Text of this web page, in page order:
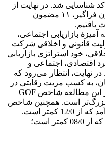
در مرحله کدگذاری باز ۲۸۳ کد شناسایی شد. در نهایت از
طریق کدگذاری محوری، به ۵ مضمون فراگیر، ۱۱ مضمون
بازاریابی اجتماعی،
قانونی و اخلاقی شرکت
خود استراتژی بازاریابی
اقتصادی، اجتماعی و
نهایت، انتظار می‌رود که
به کسب مزیت رقابتی در
شرکت‌های دانش‌بنیان منجر شود. در این مطالعه شاخص GOF
616/0 به‌دست آمد که از 36/0 بزرگ‌تر است. همچنین شاخص
RMS_theta به میزان 101/0 به‌دست آمد که از 12/0 کمتر است.
شاخص SRMR نیز 05/0 محاسبه شد که از 08/0 کمتر است؛